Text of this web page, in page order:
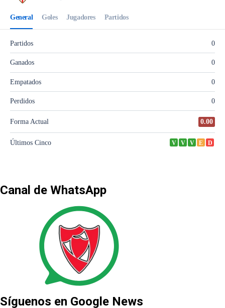
Canal de WhatsApp
Síguenos en Google News